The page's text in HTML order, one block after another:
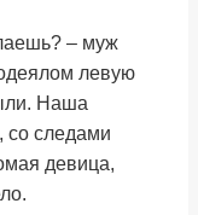
– муж
левую
Наша
со следами
девица,